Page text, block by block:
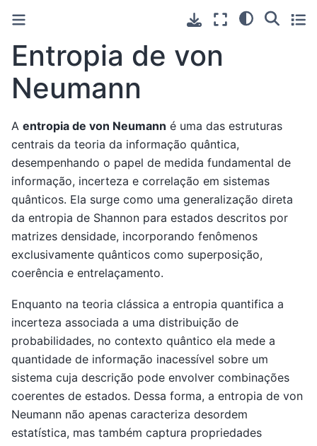
Entropia de von
Neumann
A entropia de von Neumann é uma das estruturas
centrais da teoria da informação quântica,
desempenhando o papel de medida fundamental de
informação, incerteza e correlação em sistemas
quânticos. Ela surge como uma generalização direta
da entropia de Shannon para estados descritos por
matrizes densidade, incorporando fenômenos
exclusivamente quânticos como superposição,
coerência e entrelaçamento.
Enquanto na teoria clássica a entropia quantifica a
incerteza associada a uma distribuição de
probabilidades, no contexto quântico ela mede a
quantidade de informação inacessível sobre um
sistema cuja descrição pode envolver combinações
coerentes de estados. Dessa forma, a entropia de von
Neumann não apenas caracteriza desordem
estatística, mas também captura propriedades